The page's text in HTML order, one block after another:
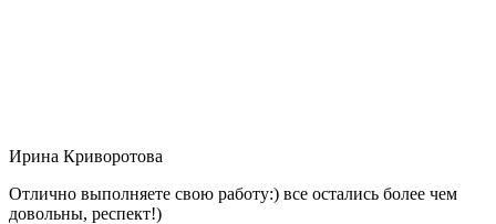
Ирина Криворотова
Отлично выполняете свою работу:) все остались более чем
довольны, респект!)